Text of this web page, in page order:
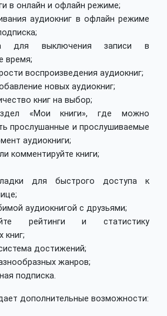
в онлайн и офлайн режиме;
аудиокниг в офлайн режиме
для выключения записи в
время;
воспроизведения аудиокниг;
новых аудиокниг;
книг на выбор;
«Мои книги», где можно
прослушанные и прослушиваемые
аудиокниги;
комментируйте книги;
для быстрого доступа к
аудиокнигой с друзьями;
рейтинги и статистику
книг;
достижений;
жанров;
подписка.
дополнительные возможности: